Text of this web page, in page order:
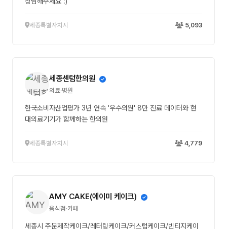
세종특별자치시 5,093
세종센텀한의원
의료·병원
한국소비자산업평가 3년 연속 '우수의원' 8만 진료 데이터와 현
대의료기기가 함께하는 한의원
세종특별자치시 4,779
AMY CAKE(에이미 케이크)
음식점·카페
세종시 주문제작케이크/레터링케이크/커스텀케이크/빈티지케이